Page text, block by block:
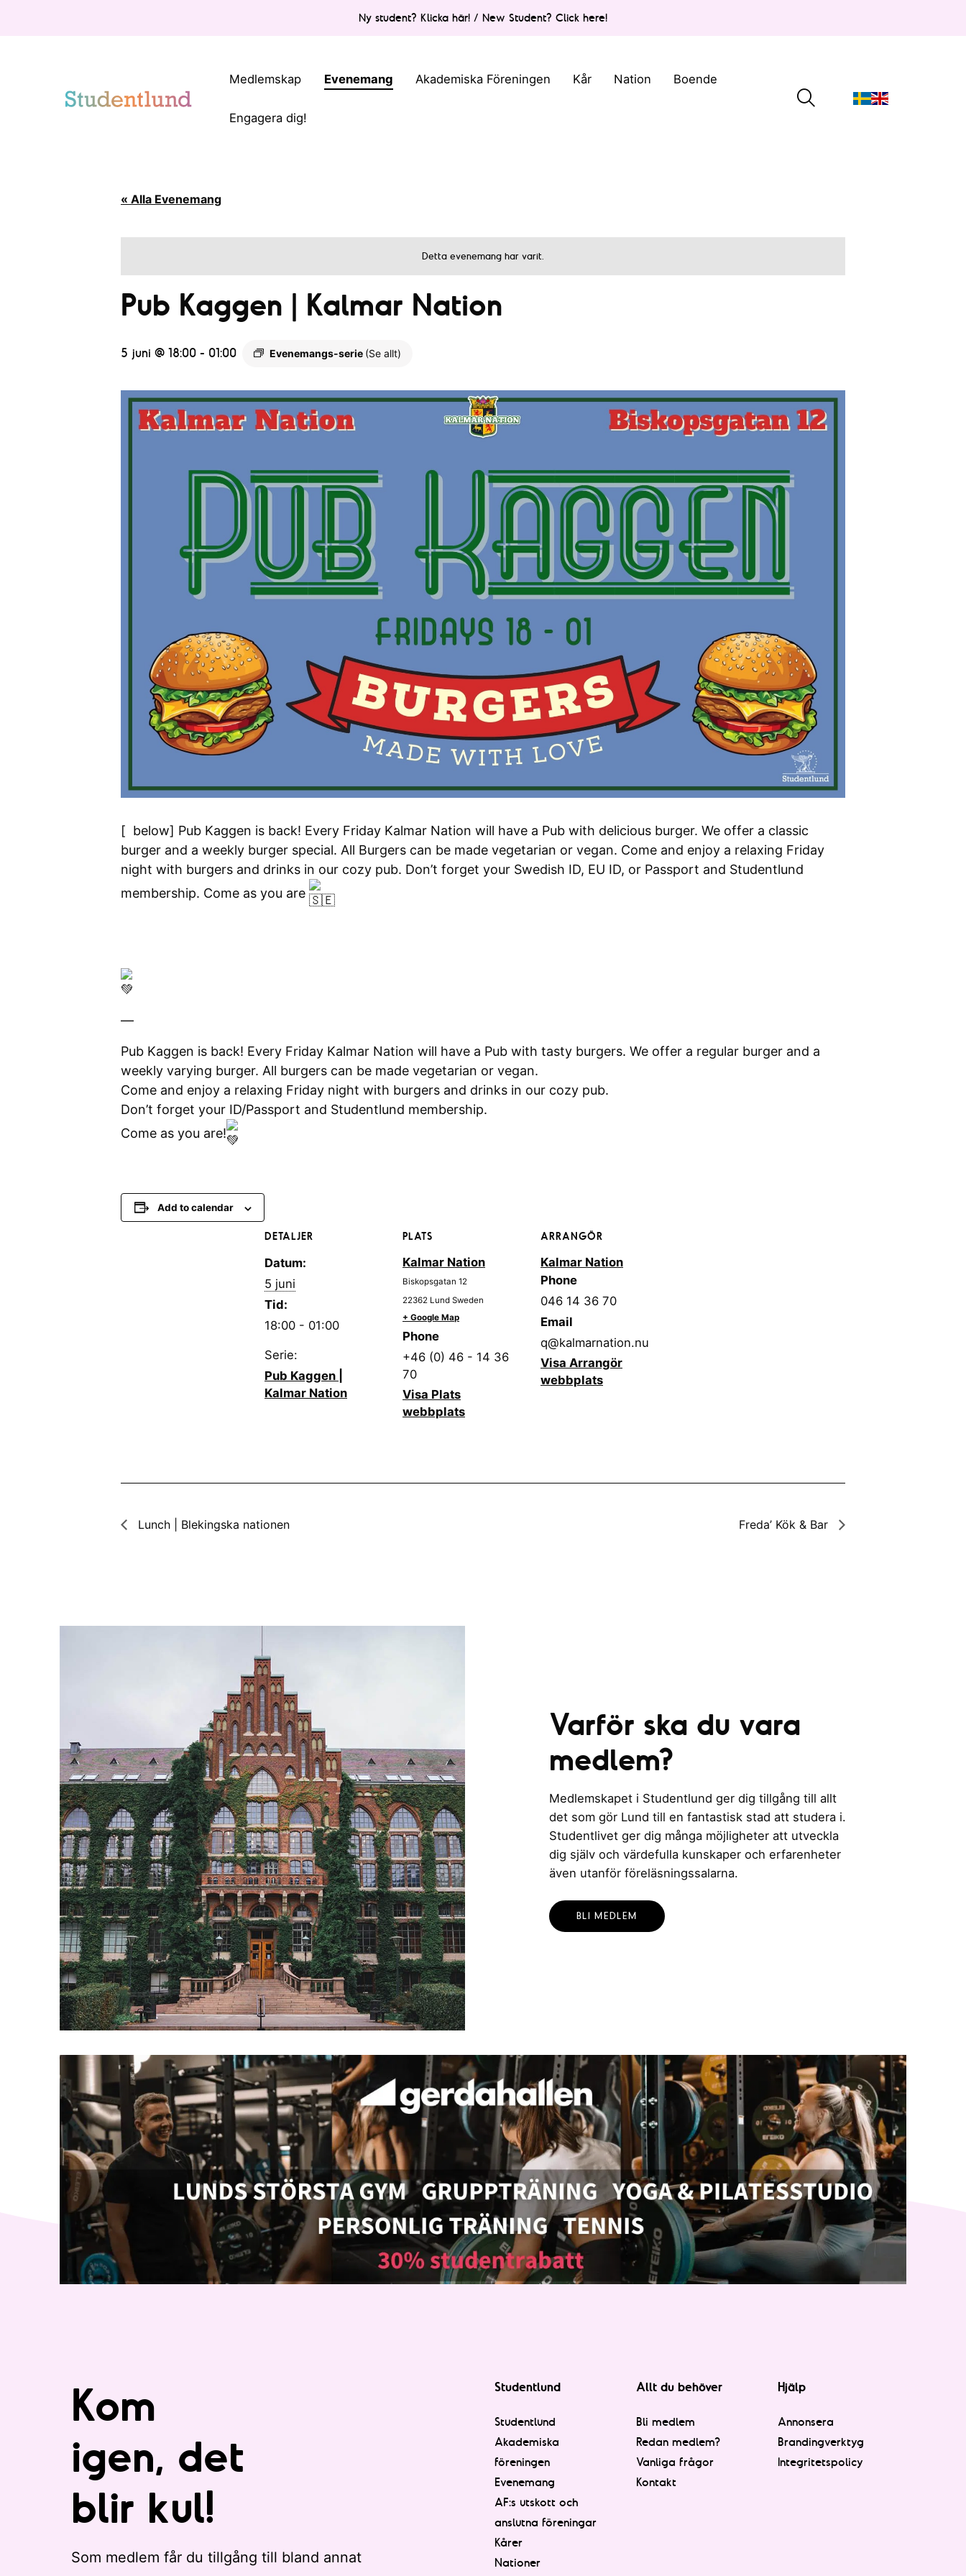
Ny student? Klicka här! / New Student? Click here!
Medlemskap Evenemang Akademiska Föreningen Kår Nation Boende
Engagera dig!
« Alla Evenemang
Detta evenemang har varit.
Pub Kaggen | Kalmar Nation
5 juni @ 18:00 - 01:00 Evenemangs-serie (Se allt)
[ below] Pub Kaggen is back! Every Friday Kalmar Nation will have a Pub with delicious burger. We offer a classic
burger and a weekly burger special. All Burgers can be made vegetarian or vegan. Come and enjoy a relaxing Friday
night with burgers and drinks in our cozy pub. Don’t forget your Swedish ID, EU ID, or Passport and Studentlund
membership. Come as you are
—
Pub Kaggen is back! Every Friday Kalmar Nation will have a Pub with tasty burgers. We offer a regular burger and a
weekly varying burger. All burgers can be made vegetarian or vegan.
Come and enjoy a relaxing Friday night with burgers and drinks in our cozy pub.
Don’t forget your ID/Passport and Studentlund membership.
Come as you are!
Add to calendar
DETALJER
Datum:
5 juni
Tid:
18:00 - 01:00
Serie:
Pub Kaggen |
Kalmar Nation
PLATS
Kalmar Nation
Biskopsgatan 12
22362 Lund Sweden
+ Google Map
Phone
+46 (0) 46 - 14 36
70
Visa Plats
webbplats
ARRANGÖR
Kalmar Nation
Phone
046 14 36 70
Email
q@kalmarnation.nu
Visa Arrangör
webbplats
Lunch | Blekingska nationen Freda’ Kök & Bar
Varför ska du vara
medlem?
Medlemskapet i Studentlund ger dig tillgång till allt
det som gör Lund till en fantastisk stad att studera i.
Studentlivet ger dig många möjligheter att utveckla
dig själv och värdefulla kunskaper och erfarenheter
även utanför föreläsningssalarna.
BLI MEDLEM
Kom
igen, det
blir kul!
Som medlem får du tillgång till bland annat
Studentlund
Studentlund
Akademiska
föreningen
Evenemang
AF:s utskott och
anslutna föreningar
Kårer
Nationer
Allt du behöver
Bli medlem
Redan medlem?
Vanliga frågor
Kontakt
Hjälp
Annonsera
Brandingverktyg
Integritetspolicy